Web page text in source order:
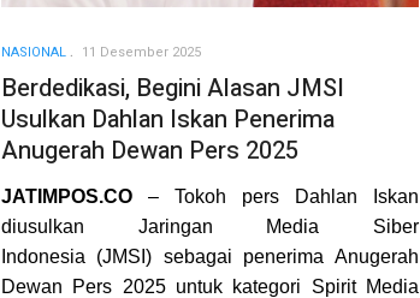
NASIONAL 11 Desember 2025
Berdedikasi, Begini Alasan JMSI
Usulkan Dahlan Iskan Penerima
Anugerah Dewan Pers 2025
JATIMPOS.CO – Tokoh pers Dahlan Iskan
diusulkan Jaringan Media Siber
Indonesia (JMSI) sebagai penerima Anugerah
Dewan Pers 2025 untuk kategori Spirit Media